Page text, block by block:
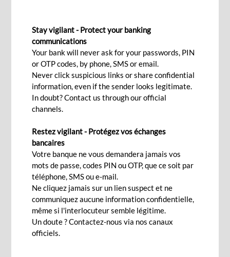
Un financement en souplesse
Ça m'intéresse!
financer vos projets immobiliers : acquisition d’un
terrain, d’une maison, d’un appartement ou même
un refinancement ? Chez BCP Bank (Mauritius),
nous vous proposons un prêt immobilier, adapté à
votre projet et à des conditions avantageuses!
Les avantages du crédit IMMO de BCP Bank
(Mauritius) :
Stay vigilant - Protect your banking
communications
Your bank will never ask for your passwords, PIN
or OTP codes, by phone, SMS or email.
Never click suspicious links or share confidential
information, even if the sender looks legitimate.
In doubt? Contact us through our official
channels.
Restez vigilant - Protégez vos échanges
bancaires
Votre banque ne vous demandera jamais vos
mots de passe, codes PIN ou OTP, que ce soit par
téléphone, SMS ou e-mail.
Ne cliquez jamais sur un lien suspect et ne
communiquez aucune information confidentielle,
même si l'interlocuteur semble légitime.
Un doute ? Contactez-nous via nos canaux
officiels.